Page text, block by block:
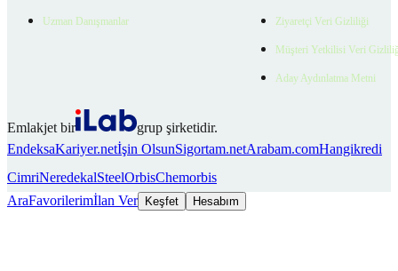
Uzman Danışmanlar Ziyaretçi Veri Gizliliği
Müşteri Yetkilisi Veri
Aday Aydınlatma Metni
Emlakjet bir
grup şirketidir.
EndeksaKariyer.netİşin OlsunSigortam.netArabam.comHangikredi
CimriNeredekalSteelOrbisChemorbis
AraFavorilerimİlan Ver Keşfet Hesabım